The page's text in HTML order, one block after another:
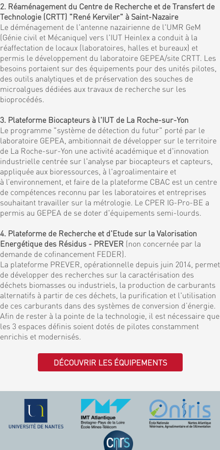
2. Réaménagement du Centre de Recherche et de Transfert de
Technologie (CRTT) "René Kerviler" à Saint-Nazaire
Le déménagement de l'antenne nazairienne de l'UMR GeM
(Génie civil et Mécanique) vers l'IUT Heinlex a conduit à la
réaffectation de locaux (laboratoires, halles et bureaux) et
permis le développement du laboratoire GEPEA/site CRTT. Les
besoins portaient sur des équipements pour des unités pilotes,
des outils analytiques et de préservation des souches de
microalgues dédiées aux travaux de recherche sur les
bioprocédés.
3. Plateforme Biocapteurs à l'IUT de La Roche-sur-Yon
Le programme "système de détection du futur" porté par le
laboratoire GEPEA, ambitionnait de développer sur le territoire
de La Roche-sur-Yon une activité académique et d'innovation
industrielle centrée sur l'analyse par biocapteurs et capteurs,
appliquée aux bioressources, à l'agroalimentaire et
à l’environnement, et faire de la plateforme CBAC est un centre
de compétences reconnu par les laboratoires et entreprises
souhaitant travailler sur la métrologie. Le CPER IG-Pro-BE a
permis au GEPEA de se doter d'équipements semi-lourds.
4. Plateforme de Recherche et d'Etude sur la Valorisation
Energétique des Résidus - PREVER (non concernée par la
demande de cofinancement FEDER).
La plateforme PREVER, opérationnelle depuis juin 2014, permet
de développer des recherches sur la caractérisation des
déchets biomasses ou industriels, la production de carburants
alternatifs à partir de ces déchets, la purification et l'utilisation
de ces carburants dans des systèmes de conversion d’énergie.
Afin de rester à la pointe de la technologie, il est nécessaire que
les 3 espaces définis soient dotés de pilotes constamment
enrichis et modernisés.
DÉCOUVRIR LES ÉQUIPEMENTS